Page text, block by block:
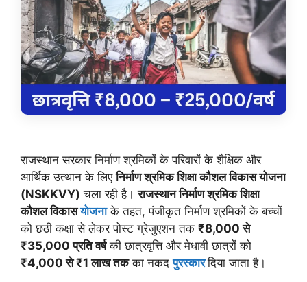
राजस्थान सरकार निर्माण श्रमिकों के परिवारों के शैक्षिक और
आर्थिक उत्थान के लिएनिर्माण श्रमिक शिक्षा कौशल विकास योजना
(NSKKVY) चला रही है।राजस्थान निर्माण श्रमिक शिक्षा
कौशल विकासयोजनाके तहत, पंजीकृत निर्माण श्रमिकों के बच्चों
को छठी कक्षा से लेकर पोस्ट ग्रेजुएशन तक ₹8,000 से
₹35,000 प्रति वर्षकी छात्रवृत्ति और मेधावी छात्रों को
₹4,000 से ₹1 लाख तकका नकदपुरस्कार दिया जाता है।